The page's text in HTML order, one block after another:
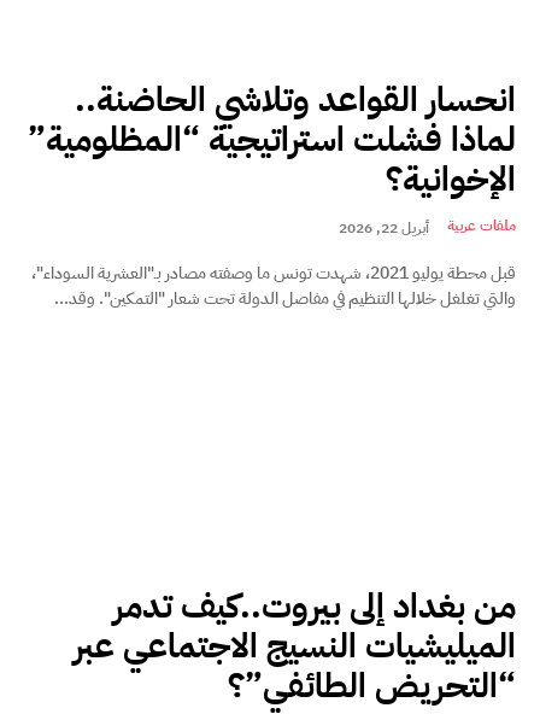
انحسار القواعد وتلاشي الحاضنة..
لماذا فشلت استراتيجية “المظلومية”
الإخوانية؟
ملفات عربية أبريل 22, 2026
قبل محطة يوليو 2021، شهدت تونس ما وصفته مصادر بـ"العشرية السوداء"،
والتي تغلغل خلالها التنظيم في مفاصل الدولة تحت شعار "التمكين". وقد...
من بغداد إلى بيروت..كيف تدمر
الميليشيات النسيج الاجتماعي عبر
“التحريض الطائفي”؟